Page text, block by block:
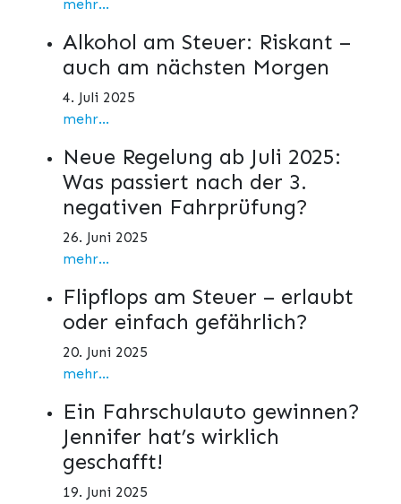
mehr...
Alkohol am Steuer: Riskant –
auch am nächsten Morgen
4. Juli 2025
mehr...
Neue Regelung ab Juli 2025:
Was passiert nach der 3.
negativen Fahrprüfung?
26. Juni 2025
mehr...
Flipflops am Steuer – erlaubt
oder einfach gefährlich?
20. Juni 2025
mehr...
Ein Fahrschulauto gewinnen?
Jennifer hat’s wirklich
geschafft!
19. Juni 2025